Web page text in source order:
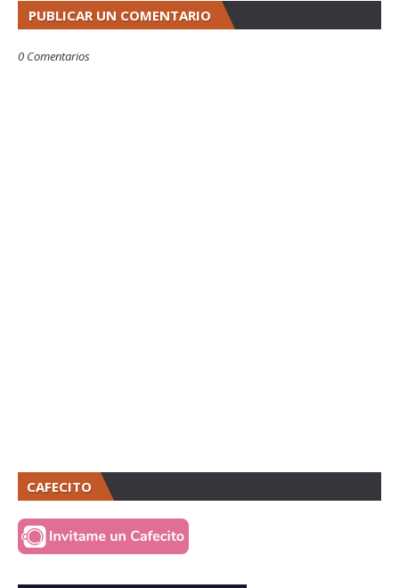
PUBLICAR UN COMENTARIO
0 Comentarios
CAFECITO